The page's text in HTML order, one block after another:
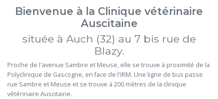
Bienvenue à la Clinique vétérinaire
Auscitaine
située à Auch (32) au 7 bis rue de
Blazy.
Proche de l'avenue Sambre et Meuse, elle se trouve à proximité de la
Polyclinique de Gascogne, en face de l'IRM. Une ligne de bus passe
rue Sambre et Meuse et se trouve à 200 mètres de la clinique
vétérinaire Auscitaine.